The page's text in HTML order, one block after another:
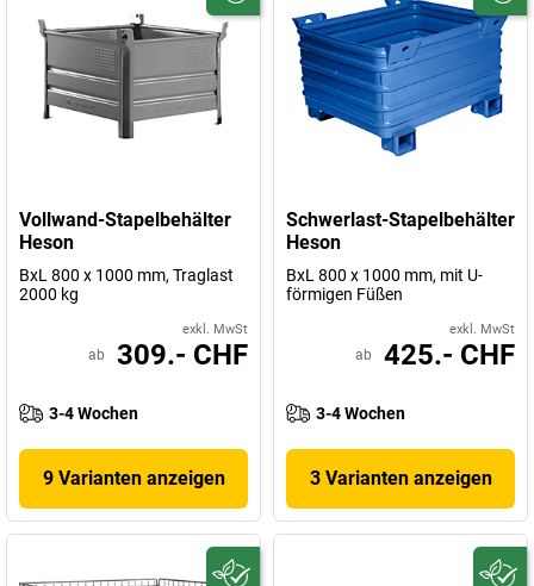
Vollwand-Stapelbehälter
Heson
BxL 800 x 1000 mm, Traglast
2000 kg
exkl. MwSt
ab 309.- CHF
3-4 Wochen
9 Varianten anzeigen
Schwerlast-Stapelbehälter
Heson
BxL 800 x 1000 mm, mit U-
förmigen Füßen
exkl. MwSt
ab 425.- CHF
3-4 Wochen
3 Varianten anzeigen